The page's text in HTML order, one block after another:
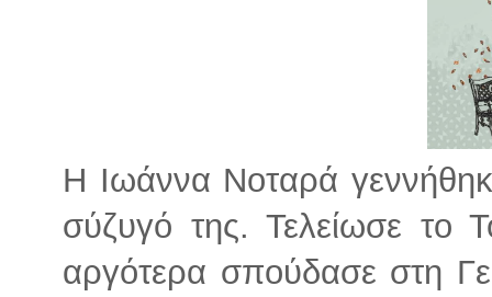
Η Ιωάννα Νοταρά
σύζυγό της. Τελείωσε το
αργότερα σπούδασε στη